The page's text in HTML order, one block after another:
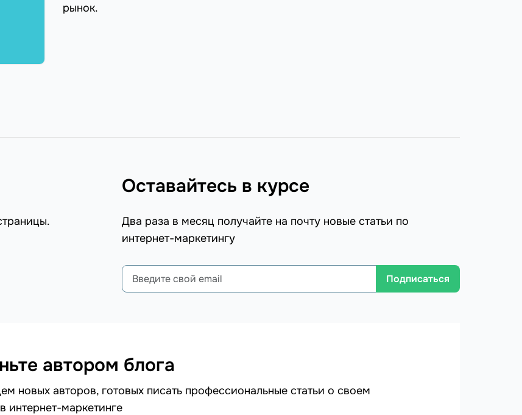
рынок.
Оставайтесь в курсе
Два раза в месяц получайте на почту новые статьи по
интернет-маркетингу
Подписаться
автором блога
новых авторов, готовых писать профессиональные статьи о своем
интернет-маркетинге